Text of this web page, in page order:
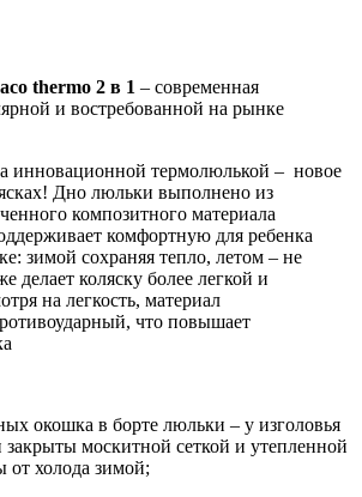
thermo 2 в 1 – современная
и востребованной на рынке
инновационной термолюлькой – новое
Дно люльки выполнено из
композитного материала
комфортную для ребенка
зимой сохраняя тепло, летом – не
делает коляску более легкой и
на легкость, материал
что повышает
окошка в борте люльки – у изголовья
москитной сеткой и утепленной
от холода зимой;